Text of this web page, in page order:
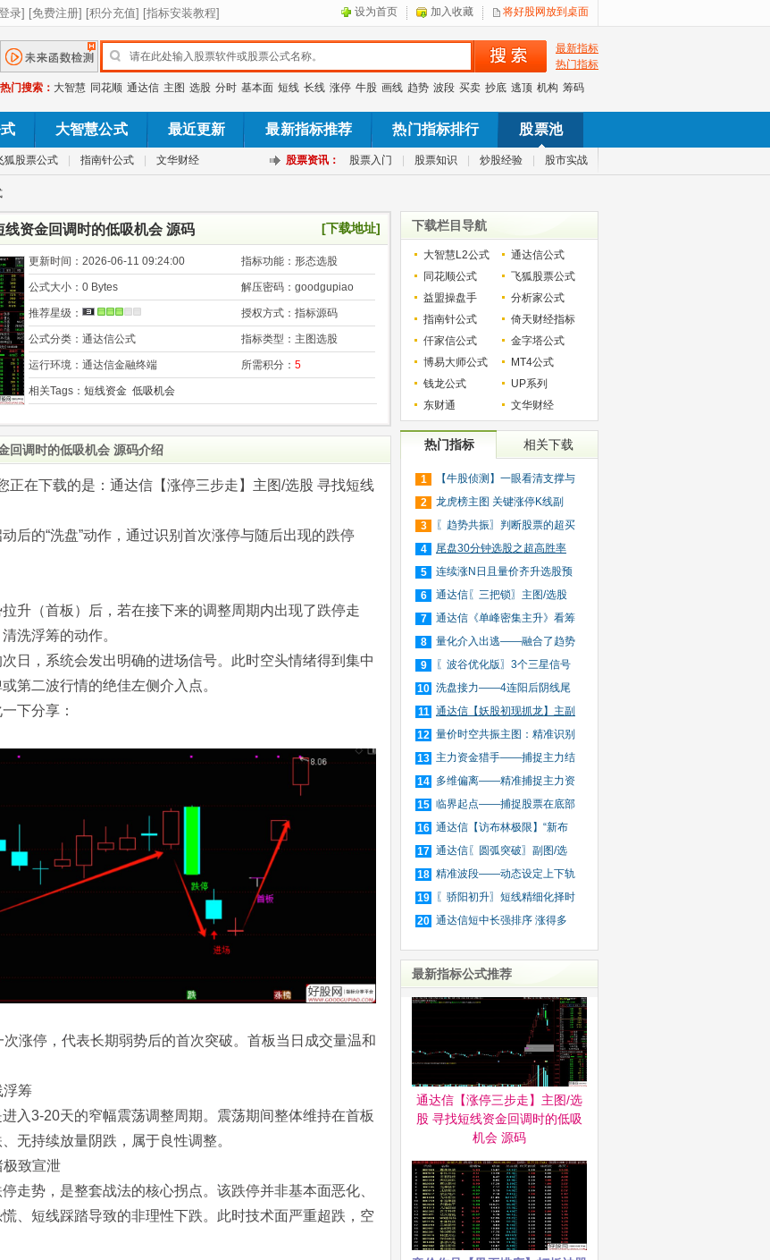
设为首页 加入收藏 将好股网放到桌面
最新指标
热门指标
热门搜索： 大智慧 同花顺 通达信 主图 选股 分时 基本面 短线 长线 涨停 牛股 画线 趋势 波段 买卖 抄底 逃顶 机构 筹码
大智慧公式 最近更新 最新指标推荐 热门指标排行 股票池
狐股票公式 指南针公式 文华财经 股票资讯： 股票入门 股票知识 炒股经验 股市实战
资金回调时的低吸机会 源码 [下载地址]
更新时间： 2026-06-11 09:24:00 指标功能： 形态选股
公式大小： 0 Bytes 解压密码： goodgupiao
推荐星级： 授权方式： 指标源码
公式分类： 通达信公式 指标类型： 主图选股
运行环境： 通达信金融终端 所需积分： 5
相关Tags： 短线资金 低吸机会
回调时的低吸机会 源码介绍
正在下载的是：通达信【涨停三步走】主图/选股 寻找短线
后的“洗盘”动作，通过识别首次涨停与随后出现的跌停
升（首板）后，若在接下来的调整周期内出现了跌停走
洗浮筹的动作。
日，系统会发出明确的进场信号。此时空头情绪得到集中
第二波行情的绝佳左侧介入点。
下分享：
涨停，代表长期弱势后的首次突破。首板当日成交量温和
浮筹
入3-20天的窄幅震荡调整周期。震荡期间整体维持在首板
无持续放量阴跌，属于良性调整。
极致宣泄
走势，是整套战法的核心拐点。该跌停并非基本面恶化、
、短线踩踏导致的非理性下跌。此时技术面严重超跌，空
下载栏目导航
大智慧L2公式
通达信公式
同花顺公式
飞狐股票公式
益盟操盘手
分析家公式
指南针公式
倚天财经指标
仟家信公式
金字塔公式
博易大师公式
MT4公式
钱龙公式
UP系列
东财通
文华财经
热门指标 相关下载
1
【牛股侦测】一眼看清支撑与
压
2
龙虎榜主图 关键涨停K线副
图/
3
〖趋势共振〗判断股票的超买
超
4
尾盘30分钟选股之超高胜率
版（
5
连续涨N日且量价齐升选股预
警
6
通达信〖三把锁〗主图/选股
短
7
通达信《单峰密集主升》看筹
码
8
量化介入出逃——融合了趋势
跟
9
〖波谷优化版〗3个三星信号
捕
10 洗盘接力——4连阳后阴线尾
买
11 通达信【妖股初现抓龙】主副
图
12 量价时空共振主图：精准识别
主
13 主力资金猎手——捕捉主力结
束
14 多维偏离——精准捕捉主力资
金
15 临界起点——捕捉股票在底部
区
16 通达信【访布林极限】“新布
林
17 通达信〖圆弧突破〗副图/选
股
18 精准波段——动态设定上下轨
道
19
〖骄阳初升〗短线精细化择时
20 通达信短中长强排序 涨得多
最新指标公式推荐
通达信【涨停三步走】主图/选
股 寻找短线资金回调时的低吸
机会 源码